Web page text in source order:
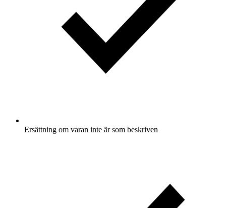
Ersättning om varan inte är som beskriven